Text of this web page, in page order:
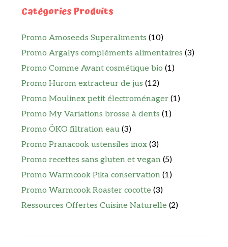
Catégories Produits
Promo Amoseeds Superaliments (10)
Promo Argalys compléments alimentaires (3)
Promo Comme Avant cosmétique bio (1)
Promo Hurom extracteur de jus (12)
Promo Moulinex petit électroménager (1)
Promo My Variations brosse à dents (1)
Promo ÖKO filtration eau (3)
Promo Pranacook ustensiles inox (3)
Promo recettes sans gluten et vegan (5)
Promo Warmcook Pika conservation (1)
Promo Warmcook Roaster cocotte (3)
Ressources Offertes Cuisine Naturelle (2)